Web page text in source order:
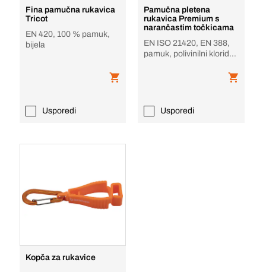
Fina pamučna rukavica
Tricot
EN 420, 100 % pamuk,
bijela
Usporedi
Pamučna pletena
rukavica Premium s
narančastim točkicama
EN ISO 21420, EN 388,
pamuk, polivinilni klorid
Usporedi
Kopča za rukavice